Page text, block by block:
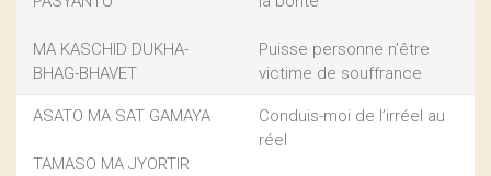
MA KASCHID DUKHA-
BHAG-BHAVET
Puisse personne n’être
victime de souffrance
ASATO MA SAT GAMAYA
TAMASO MA JYORTIR
Conduis-moi de l’irréel au
réel